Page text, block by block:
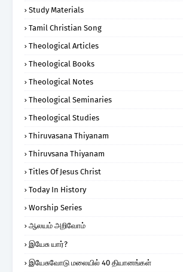
Study Materials
Tamil Christian Song
Theological Articles
Theological Books
Theological Notes
Theological Seminaries
Theological Studies
Thiruvasana Thiyanam
Thiruvsana Thiyanam
Titles Of Jesus Christ
Today In History
Worship Series
ஆலயம் அறிவோம்
இயேசு யார்?
இயேசுவோடு மலையில் 40 தியானங்கள்